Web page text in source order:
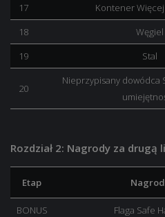
17
Kontener Więcej
18
Węgiel
19
Stal
20
Nieprzypisany dowódca
Rozdział 2: Nagrody za drugą
Etap
BONUS Flaga Safe